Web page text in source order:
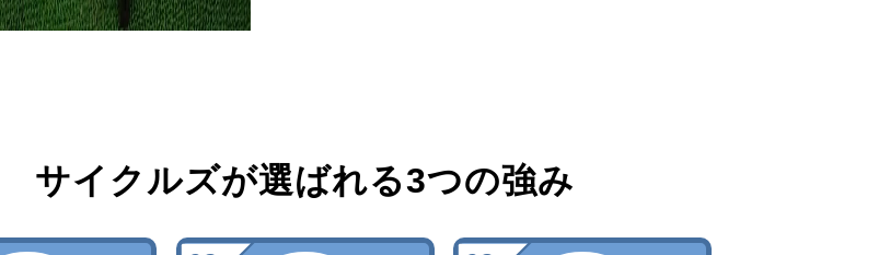
サイクルズが選ばれる3つの強み